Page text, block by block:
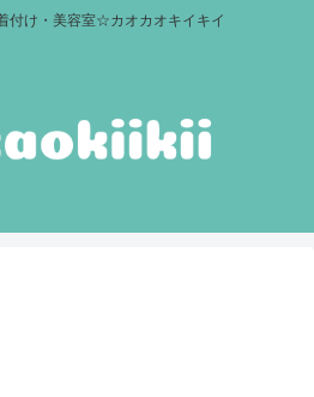
付け・美容室☆カオカオキイキイ